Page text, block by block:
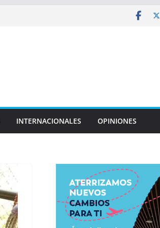
INTERNACIONALES OPINIONES